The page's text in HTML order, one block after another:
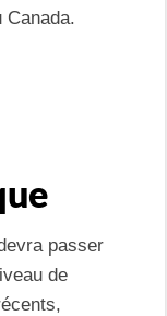
Canada.
passer
de